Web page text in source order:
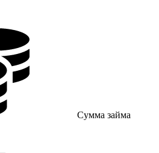
Сумма займа